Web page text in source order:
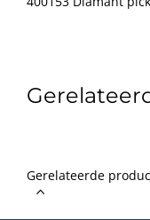
Gerelateerde